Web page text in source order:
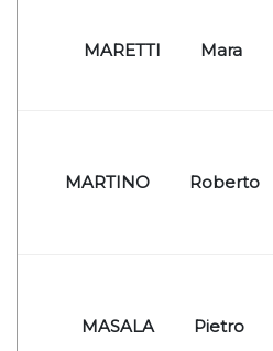
MARETTI Mara
MARTINO Roberto
MASALA Pietro